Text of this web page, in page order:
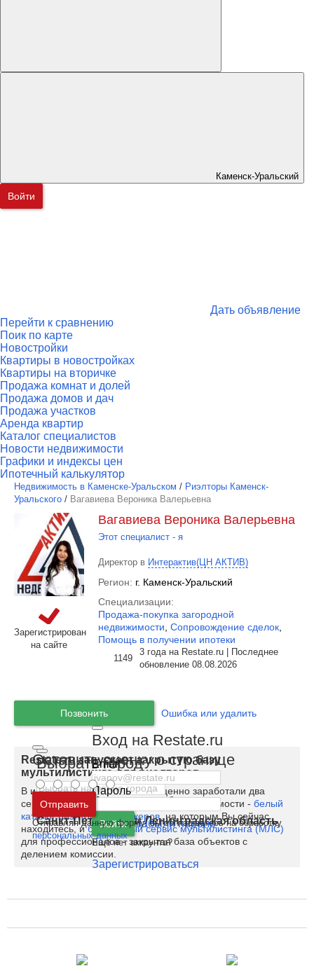
Каменск-Уральский
Войти
Дать объявление
Перейти к сравнению
Поик по карте
Новостройки
Квартиры в новостройках
Квартиры на вторичке
Продажа комнат и долей
Продажа домов и дач
Продажа участков
Аренда квартир
Каталог специалистов
Новости недвижимости
Графики и индексы цен
Ипотечный калькулятор
Выбрать город
Москва и
Московская область
Санкт-Петербург иЛенинградская область
Вход на Restate.ru
Email
Пароль
Войти Забыли пароль
Ещё нет аккаунта?
Зарегистрироваться
Недвижимость в Каменске-Уральском / Риэлторы Каменск-
Уральского / Вагавиева Вероника Валерьевна
Зарегистрирован
на сайте
Вагавиева Вероника Валерьевна
Этот специалист - я
Директор в Интерактив(ЦН АКТИВ)
Регион: г. Каменск-Уральский
Специализации:
Продажа-покупка загородной
недвижимости Сопровождение сделок
Помощь в получении ипотеки
1149
3 года на Restate.ru | Последнее
обновление 08.08.2026
Позвонить Ошибка или удалить
Restate.ru запускает закрытую базу
мультилистинга для риэлторов
В июне 2020 на Restate полноценно заработали два
сервиса для специалистов рынка недвижимости - белый
каталог риэлторов и брокеров, на которым Вы сейчас
находитесь, ибесплатный сервис мультилистинга (МЛС)
для профессионалов - закрытая база объектов с
делением комиссии.
Оставить оценку о странице
Отправить
Отправляя данную форму, вы соглашаетесь на обработку
персональных данных